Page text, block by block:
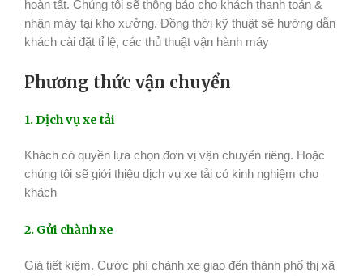
hoàn tất. Chúng tôi sẽ thông báo cho khách thanh toán &
nhận máy tại kho xưởng. Đồng thời kỹ thuật sẽ hướng dẫn
khách cài đặt tỉ lệ, các thủ thuật vận hành máy
Phương thức vận chuyển
1. Dịch vụ xe tải
Khách có quyền lựa chọn đơn vị vận chuyển riêng. Hoặc
chúng tôi sẽ giới thiệu dịch vụ xe tải có kinh nghiệm cho
khách
2. Gửi chành xe
Giá tiết kiệm. Cước phí chành xe giao đến thành phố thị xã